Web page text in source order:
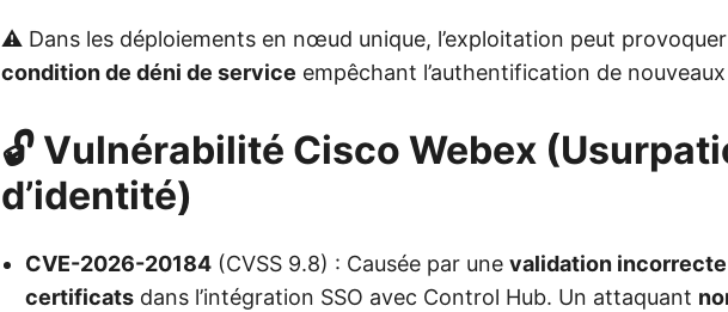
⚠️ Dans les déploiements en nœud unique, l’exploitation peut
condition de déni de service empêchant l’authentification de
🔓 Vulnérabilité Cisco Webex
d’identité)
CVE-2026-20184 (CVSS 9.8) : Causée par une validation
certificats dans l’intégration SSO avec Control Hub. Un attaquant